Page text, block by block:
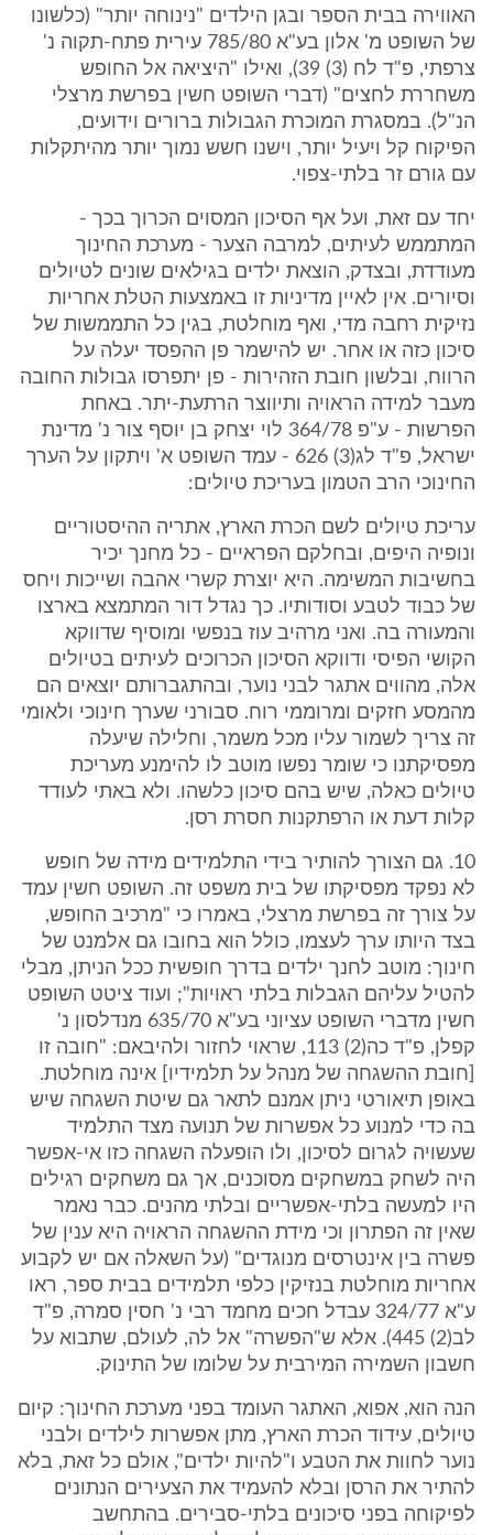
האווירה בבית הספר ובגן הילדים "נינוחה יותר" (כלשונו
של השופט מ' אלון בע"א 785/80 עירית פתח-תקוה נ'
צרפתי, פ"ד לח (3) 39), ואילו "היציאה אל החופש
משחררת לחצים" (דברי השופט חשין בפרשת מרצלי
הנ"ל). במסגרת המוכרת הגבולות ברורים וידועים,
הפיקוח קל ויעיל יותר, וישנו חשש נמוך יותר מהיתקלות
עם גורם זר בלתי-צפוי.
יחד עם זאת, ועל אף הסיכון המסוים הכרוך בכך -
המתממש לעיתים, למרבה הצער - מערכת החינוך
מעודדת, ובצדק, הוצאת ילדים בגילאים שונים לטיולים
וסיורים. אין לאיין מדיניות זו באמצעות הטלת אחריות
נזיקית רחבה מדי, ואף מוחלטת, בגין כל התממשות של
סיכון כזה או אחר. יש להישמר פן ההפסד יעלה על
הרווח, ובלשון חובת הזהירות - פן יתפרסו גבולות החובה
מעבר למידה הראויה ותיווצר הרתעת-יתר. באחת
הפרשות - ע"פ 364/78 לוי יצחק בן יוסף צור נ' מדינת
ישראל, פ"ד לג(3) 626 - עמד השופט א' ויתקון על הערך
החינוכי הרב הטמון בעריכת טיולים:
עריכת טיולים לשם הכרת הארץ, אתריה ההיסטוריים
ונופיה היפים, ובחלקם הפראיים - כל מחנך יכיר
בחשיבות המשימה. היא יוצרת קשרי אהבה ושייכות ויחס
של כבוד לטבע וסודותיו. כך נגדל דור המתמצא בארצו
והמעורה בה. ואני מרהיב עוז בנפשי ומוסיף שדווקא
הקושי הפיסי ודווקא הסיכון הכרוכים לעיתים בטיולים
אלה, מהווים אתגר לבני נוער, ובהתגברותם יוצאים הם
מהמסע חזקים ומרוממי רוח. סבורני שערך חינוכי ולאומי
זה צריך לשמור עליו מכל משמר, וחלילה שיעלה
מפסיקתנו כי שומר נפשו מוטב לו להימנע מעריכת
טיולים כאלה, שיש בהם סיכון כלשהו. ולא באתי לעודד
קלות דעת או הרפתקנות חסרת רסן.
10. גם הצורך להותיר בידי התלמידים מידה של חופש
לא נפקד מפסיקתו של בית משפט זה. השופט חשין עמד
על צורך זה בפרשת מרצלי, באמרו כי "מרכיב החופש,
בצד היותו ערך לעצמו, כולל הוא בחובו גם אלמנט של
חינוך: מוטב לחנך ילדים בדרך חופשית ככל הניתן, מבלי
להטיל עליהם הגבלות בלתי ראויות"; ועוד ציטט השופט
חשין מדברי השופט עציוני בע"א 635/70 מנדלסון נ'
קפלן, פ"ד כה(2) 113, שראוי לחזור ולהיבאם: "חובה זו
[חובת ההשגחה של מנהל על תלמידיו] אינה מוחלטת.
באופן תיאורטי ניתן אמנם לתאר גם שיטת השגחה שיש
בה כדי למנוע כל אפשרות של תנועה מצד התלמיד
שעשויה לגרום לסיכון, ולו הופעלה השגחה כזו אי-אפשר
היה לשחק במשחקים מסוכנים, אך גם משחקים רגילים
היו למעשה בלתי-אפשריים ובלתי מהנים. כבר נאמר
שאין זה הפתרון וכי מידת ההשגחה הראויה היא ענין של
פשרה בין אינטרסים מנוגדים" (על השאלה אם יש לקבוע
אחריות מוחלטת בנזיקין כלפי תלמידים בבית ספר, ראו
ע"א 324/77 עבדל חכים מחמד רבי נ' חסין סמרה, פ"ד
לב(2) 445). אלא ש"הפשרה" אל לה, לעולם, שתבוא על
חשבון השמירה המירבית על שלומו של התינוק.
הנה הוא, אפוא, האתגר העומד בפני מערכת החינוך: קיום
טיולים, עידוד הכרת הארץ, מתן אפשרות לילדים ולבני
נוער לחוות את הטבע ו"להיות ילדים", אולם כל זאת, בלא
להתיר את הרסן ובלא להעמיד את הצעירים הנתונים
לפיקוחה בפני סיכונים בלתי-סבירים. בהתחשב